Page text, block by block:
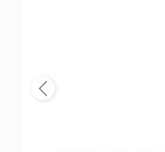
Previous